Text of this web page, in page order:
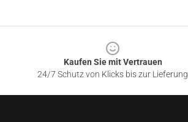
Kaufen Sie mit Vertrauen
24/7 Schutz von Klicks bis zur Lieferung